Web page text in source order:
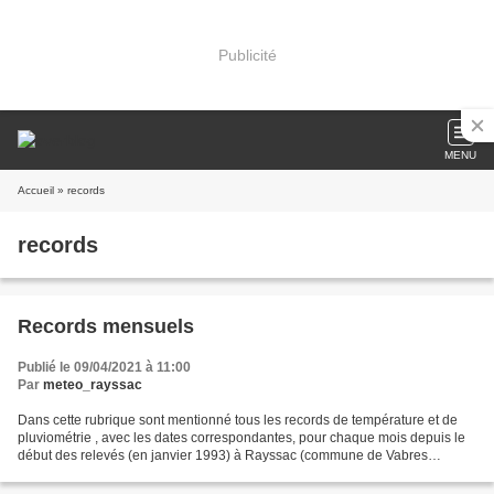
Publicité
MENU
Accueil » records
records
Records mensuels
Publié le 09/04/2021 à 11:00
Par meteo_rayssac
Dans cette rubrique sont mentionné tous les records de température et de
pluviométrie , avec les dates correspondantes, pour chaque mois depuis le
début des relevés (en janvier 1993) à Rayssac (commune de Vabres